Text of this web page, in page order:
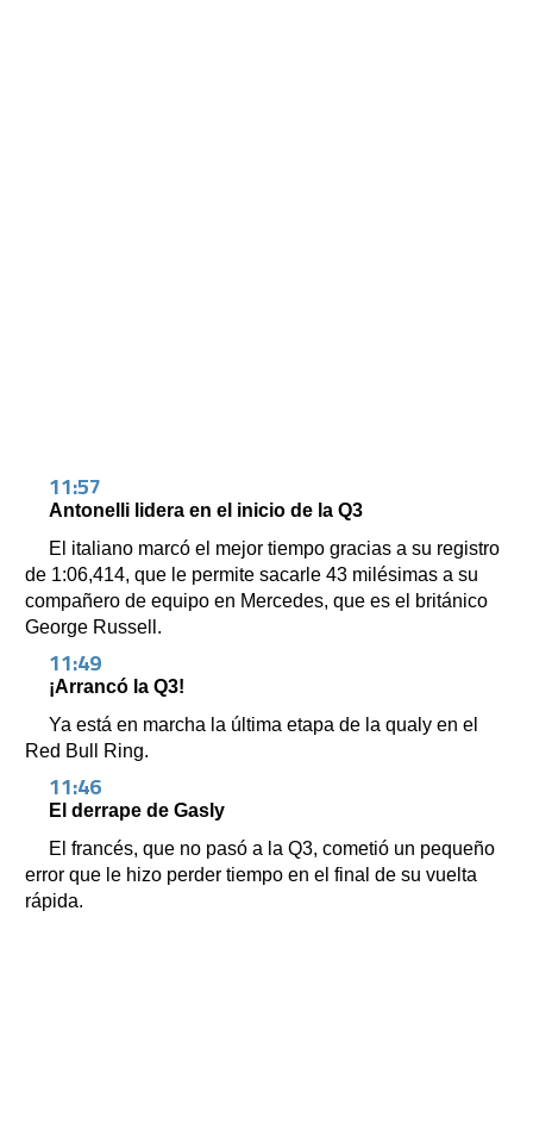
11:57
Antonelli lidera en el inicio de la Q3
El italiano marcó el mejor tiempo gracias a su registro
de 1:06,414, que le permite sacarle 43 milésimas a su
compañero de equipo en Mercedes, que es el británico
George Russell.
11:49
¡Arrancó la Q3!
Ya está en marcha la última etapa de la qualy en el
Red Bull Ring.
11:46
El derrape de Gasly
El francés, que no pasó a la Q3, cometió un pequeño
error que le hizo perder tiempo en el final de su vuelta
rápida.